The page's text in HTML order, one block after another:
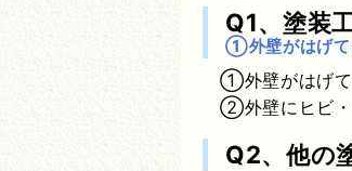
Q1、塗装
①外壁がはげ
①外壁がはげて
②外壁にヒビ・
Q2、他の